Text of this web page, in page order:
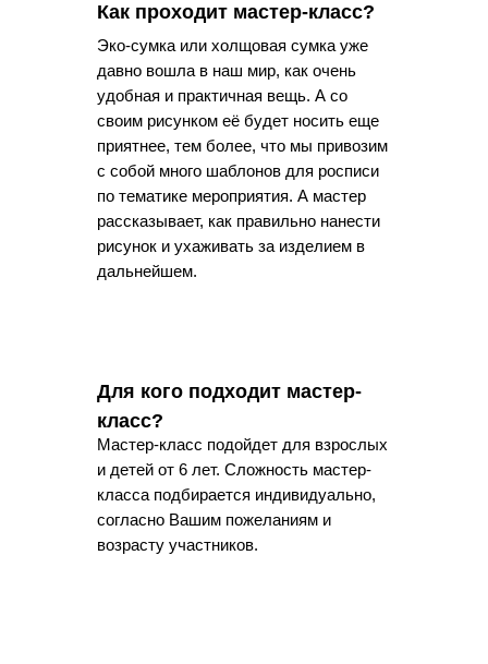
Как проходит мастер-класс?
Эко-сумка или холщовая сумка уже
давно вошла в наш мир, как очень
удобная и практичная вещь. А со
своим рисунком её будет носить еще
приятнее, тем более, что мы привозим
с собой много шаблонов для росписи
по тематике мероприятия. А мастер
рассказывает, как правильно нанести
рисунок и ухаживать за изделием в
дальнейшем.
Для кого подходит мастер-
класс?
Мастер-класс подойдет для взрослых
и детей от 6 лет. Сложность мастер-
класса подбирается индивидуально,
согласно Вашим пожеланиям и
возрасту участников.